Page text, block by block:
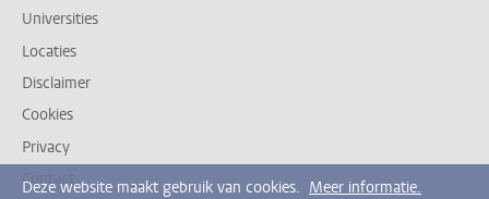
Universities
Locaties
Disclaimer
Cookies
Privacy
Contact
Deze website maakt gebruik van cookies. Meer informatie.